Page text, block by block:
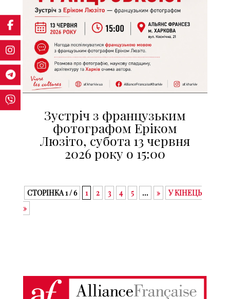
Зустріч з французьким
фотографом Еріком
Люзіто, субота 13 червня
2026 року о 15:00
СТОРІНКА 1 / 6 1 2 3 4 5 ... »
У КІНЕЦЬ
»